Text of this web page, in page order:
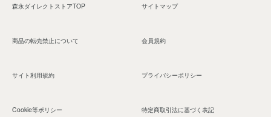
森永ダイレクトストアTOP サイトマップ
商品の転売禁止について 会員規約
サイト利用規約 プライバシーポリシー
Cookie等ポリシー 特定商取引法に基づく表記